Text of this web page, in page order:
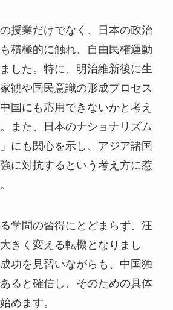
授業だけでなく、日本の政治
積極的に触れ、自由民権運動
した。特に、明治維新後に生
観や国民意識の形成プロセス
国にも応用できないかと考え
また、日本のナショナリズム
にも関心を示し、アジア諸国
に対抗するという考え方に惹
学問の習得にとどまらず、汪
きく変える転機となりまし
功を見習いながらも、中国独
ると確信し、そのための具体
めます。